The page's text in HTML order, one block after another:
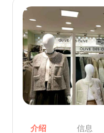
介绍 信息